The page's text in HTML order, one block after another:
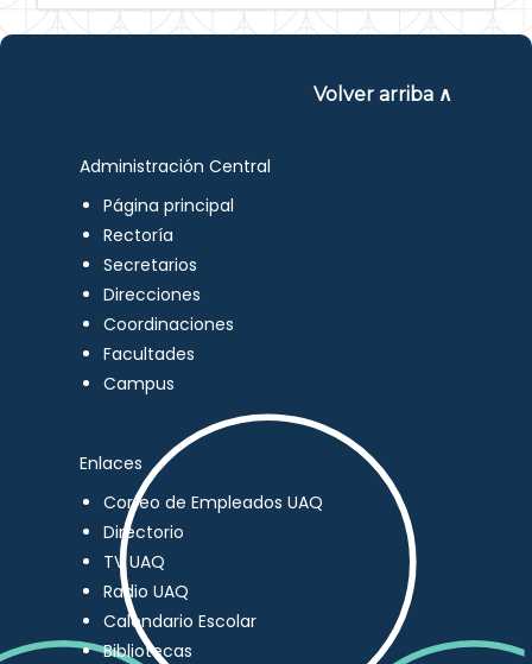
Volver arriba ∧
Administración Central
Página principal
Rectoría
Secretarios
Direcciones
Coordinaciones
Facultades
Campus
Enlaces
Correo de Empleados UAQ
Directorio
TV UAQ
Radio UAQ
Calendario Escolar
Bibliotecas